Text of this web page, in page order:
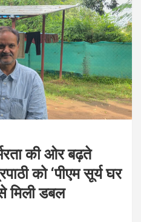
की ओर बढ़ते
को ‘पीएम सूर्य घर
मिली डबल